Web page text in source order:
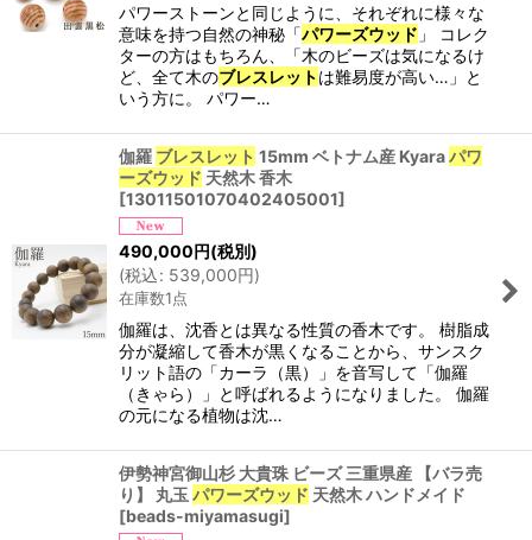
パワーストーンと同じように、それぞれに様々な
意味を持つ自然の神秘「パワーズウッド 」 コレク
ターの方はもちろん、「木のビーズは気になるけ
ど、全て木のブレスレットは難易度が高い…」と
いう方に。 パワー…
伽羅 ブレスレット 15mm ベトナム産 Kyaraパワ
ーズウッド 天然木 香木
[13011501070402405001]
490,000円(税別)
(税込: 539,000円)
在庫数1点
伽羅は、沈香とは異なる性質の香木です。 樹脂成
分が凝縮して香木が黒くなることから、サンスク
リット語の「カーラ（黒）」を音写して「伽羅
（きゃら）」と呼ばれるようになりました。 伽羅
の元になる植物は沈…
伊勢神宮御山杉 大貴珠 ビーズ 三重県産 【バラ売
り】 丸玉 パワーズウッド 天然木 ハンドメイド
[beads-miyamasugi]